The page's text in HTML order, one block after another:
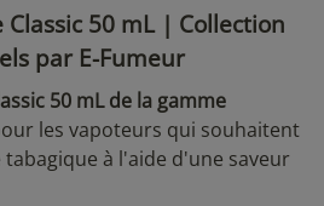
50 mL | Collection
par E-Fumeur
50 mL de la gamme
les vapoteurs qui souhaitent
à l'aide d'une saveur